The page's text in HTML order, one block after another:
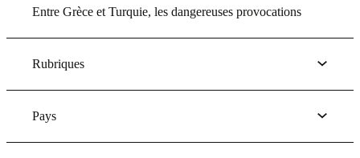
Entre Grèce et Turquie, les dangereuses provocations
Rubriques
Pays